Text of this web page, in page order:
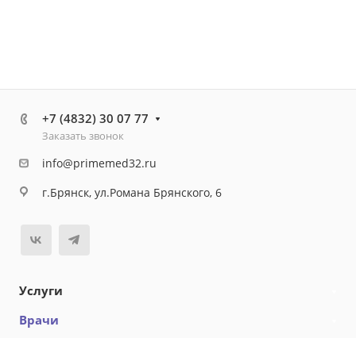
+7 (4832) 30 07 77
Заказать звонок
info@primemed32.ru
г.Брянск, ул.Романа Брянского, 6
Услуги
Врачи